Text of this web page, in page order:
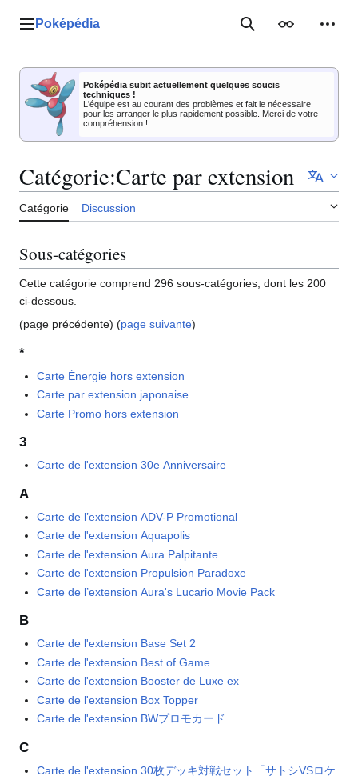
Menu principal
Poképédia RechercherApparence
Poképédia subit actuellement quelques soucis
techniques !
L'équipe est au courant des problèmes et fait le nécessaire
pour les arranger le plus rapidement possible. Merci de votre
compréhension !
Catégorie:Carte par extension
Catégorie Discussion
Sous-catégories
Cette catégorie comprend 296 sous-catégories, dont les 200
ci-dessous.
(page précédente) (page suivante)
*
Carte Énergie hors extension
Carte par extension japonaise
Carte Promo hors extension
3
Carte de l'extension 30e Anniversaire
A
Carte de l’extension ADV-P Promotional
Carte de l'extension Aquapolis
Carte de l'extension Aura Palpitante
Carte de l'extension Propulsion Paradoxe
Carte de l’extension Aura's Lucario Movie Pack
B
Carte de l'extension Base Set 2
Carte de l'extension Best of Game
Carte de l'extension Booster de Luxe ex
Carte de l'extension Box Topper
Carte de l'extension BWプロモカード
C
Carte de l'extension 30枚デッキ対戦セット「サトシVSロケ